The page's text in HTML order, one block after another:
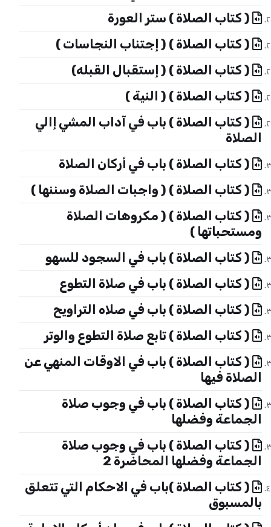
( كتاب الصلاة ) ستر العورة
( كتاب الصلاة ) ( إجتناب النجاسات )
( كتاب الصلاة ) ( إستقبال القبله)
( كتاب الصلاة ) ( النية )
( كتاب الصلاة ) باب في آداب المشي إالي
الصلاة
( كتاب الصلاة ) باب في أركان الصلاة
( كتاب الصلاة ) ( واجبات الصلاة وسننها )
( كتاب الصلاة ) ( مكروهات الصلاة
ومستحباتها )
( كتاب الصلاة ) باب في السجود للسهو
( كتاب الصلاة ) باب في صلاة التطوع
( كتاب الصلاة ) باب في صلاه التراويح
( كتاب الصلاة ) تابع صلاة التطوع والوتر
( كتاب الصلاة ) باب في الاوقات المنهي عن
الصلاة فيها
( كتاب الصلاة ) باب في وجوب صلاة
الجماعة وفضلها
( كتاب الصلاة ) باب في وجوب صلاة
الجماعة وفضلها المحاضرة 2
( كتاب الصلاة )باب في الاحكام التي تتعلق
بالمسبوق